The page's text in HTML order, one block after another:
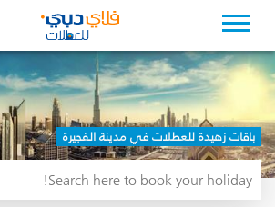
باقات زهيدة للعطلات في مدينة الفجيرة